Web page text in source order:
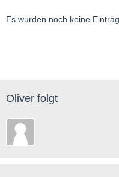
Es wurden noch keine
Oliver folgt